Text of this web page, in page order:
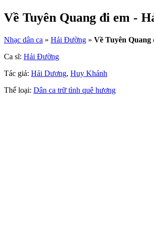
Về Tuyên Quang đi em -
Nhạc dân ca » Hải Đường » Về Tuyên Quang
Ca sĩ: Hải Đường
Tác giả: Hải Dương, Huy Khánh
Thể loại: Dân ca trữ tình quê hương